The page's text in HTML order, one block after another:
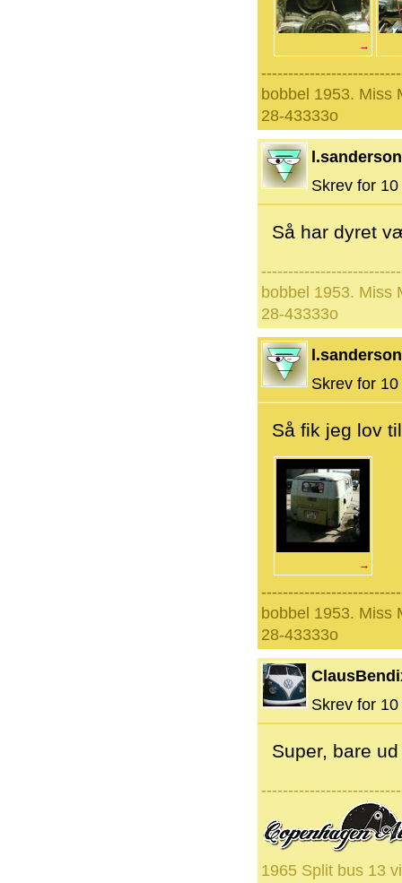
→
bobbel 1953. Miss
28-43333o
l.sanderson
Skrev for
Så har dyret
bobbel 1953. Miss
28-43333o
l.sanderson
Skrev for
Så fik jeg lov
→
bobbel 1953. Miss
28-43333o
Skrev for
Super, bare
1965 Split bus 13